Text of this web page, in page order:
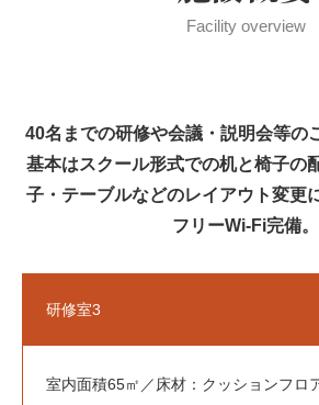
ご利用料金
館内図
前期教養講座一覧
Facility overview
40名までの研修や会議・説明会等の
基本はスクール形式での机と椅子の
子・テーブルなどのレイアウト変更
フリーWi-Fi完備。
研修室3
室内面積65㎡／床材：クッションフロ